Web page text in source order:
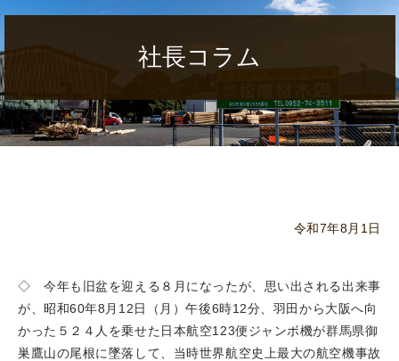
社長コラム
令和7年8月1日
◇ 今年も旧盆を迎える８月になったが、思い出される出来事
が、昭和60年8月12日（月）午後6時12分、羽田から大阪へ向
かった５２４人を乗せた日本航空123便ジャンボ機が群馬県御
巣鷹山の尾根に墜落して、当時世界航空史上最大の航空機事故